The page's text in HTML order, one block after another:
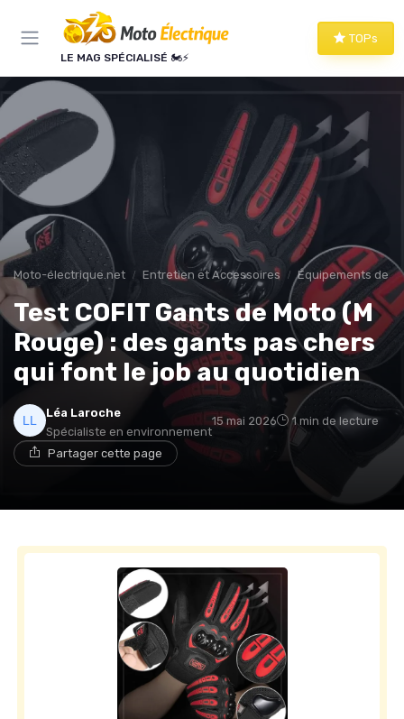
LE MAG SPÉCIALISÉ 🏍️⚡
TOPs
Moto-électrique.net Entretien et Accessoires Équipements de
Test COFIT Gants de Moto (M
Rouge) : des gants pas chers
qui font le job au quotidien
Léa Laroche
Spécialiste en environnement
15 mai 2026 1 min de lecture
Partager cette page
Panneau de gestion des cookies